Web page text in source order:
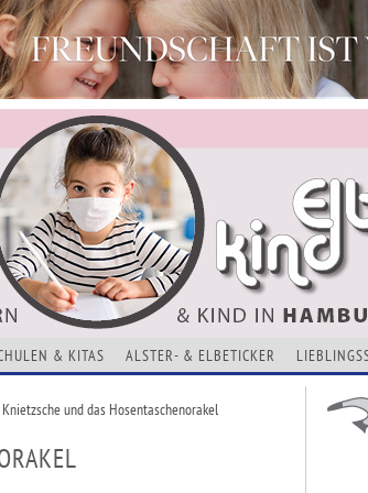
- AKTUELLES FÜR ELTERN UND KINDER
KURSE, ADRESSEN UND THEMEN
Neu - Infos zur Website
& KITAS ALSTER- & ELBETICKER
Knietzsche und das Hosentaschenorakel